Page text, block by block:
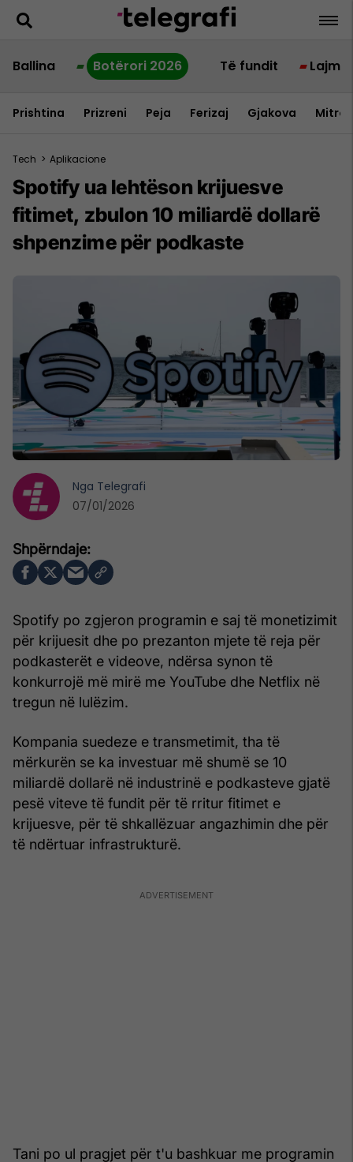
Ballina Botërori 2026 Të fundit Lajme
Prishtina Prizreni Peja Ferizaj Gjakova
Tech > Aplikacione
Spotify ua lehtëson krijuesve
fitimet, zbulon 10 miliardë dollarë
shpenzime për podkaste
Spotify po zgjeron programin e saj të monetizimit
për krijuesit dhe po prezanton mjete të reja për
podkasterët e videove, ndërsa synon të
konkurrojë më mirë me YouTube dhe Netflix në
tregun në lulëzim.
Kompania suedeze e transmetimit, tha të
mërkurën se ka investuar më shumë se 10
miliardë dollarë në industrinë e podkasteve gjatë
pesë viteve të fundit për të rritur fitimet e
krijuesve, për të shkallëzuar angazhimin dhe për
të ndërtuar infrastrukturë.
Tani po ul pragjet për t'u bashkuar me programin
Nga Telegrafi
07/01/2026